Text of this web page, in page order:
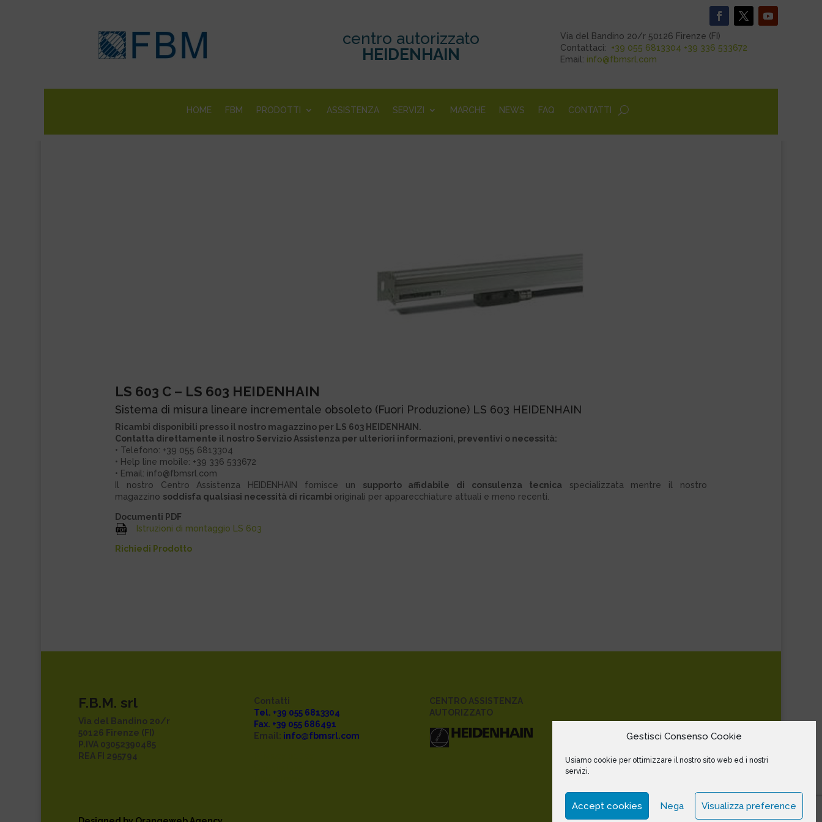
Gestisci Consenso Cookie
Usiamo cookie per ottimizzare il nostro sito web ed i nostri
servizi.
Accept cookies Nega Visualizza preference
centro autorizzato
HEIDENHAIN
Via del Bandino 20/r 50126 Firenze (FI)
Contattaci: +39 055 6813304 +39 336 533672
Email: info@fbmsrl.com
HOME FBM PRODOTTI ASSISTENZA SERVIZI MARCHE NEWS FAQ CONTATTI
LS 603 C – LS 603 HEIDENHAIN
Sistema di misura lineare incrementale obsoleto (Fuori Produzione) LS 603 HEIDENHAIN
Ricambi disponibili presso il nostro magazzino per LS 603 HEIDENHAIN.
Contatta direttamente il nostro Servizio Assistenza per ulteriori informazioni, preventivi o necessità:
• Telefono: +39 055 6813304
• Help line mobile: +39 336 533672
• Email: info@fbmsrl.com
Il nostro Centro Assistenza HEIDENHAIN fornisce un supporto affidabile di consulenza tecnica specializzata mentre il nostro
magazzino soddisfa qualsiasi necessità di ricambi originali per apparecchiature attuali e meno recenti.
Documenti PDF
Istruzioni di montaggio LS 603
Richiedi Prodotto
F.B.M. srl
Via del Bandino 20/r
50126 Firenze (FI)
P.IVA 03052390485
REA FI 295794
Contatti
Tel. +39 055 6813304
Fax. +39 055 686491
Email: info@fbmsrl.com
CENTRO ASSISTENZA
AUTORIZZATO